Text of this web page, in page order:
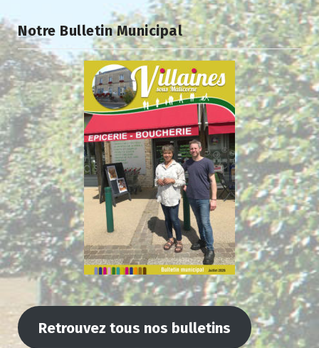
Notre Bulletin Municipal
Retrouvez tous nos bulletins